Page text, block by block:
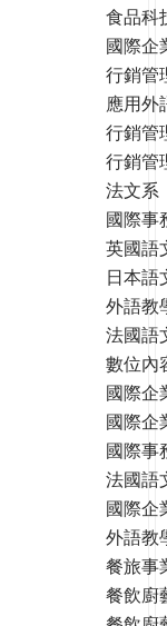
食品科
國際企
行銷管
應用外
行銷管
行銷管
法文系
國際事
英國語
日本語
外語教
法國語
數位內
國際企
國際企
國際事
法國語
國際企
外語教
餐旅事
餐飲廚